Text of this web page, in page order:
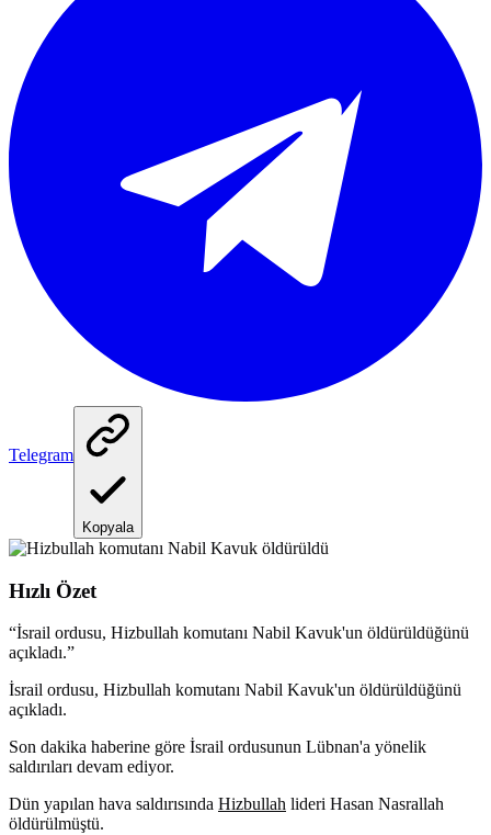
Telegram
Kopyala
Hızlı Özet
“İsrail ordusu, Hizbullah komutanı Nabil Kavuk'un öldürüldüğünü
açıkladı.”
İsrail ordusu, Hizbullah komutanı Nabil Kavuk'un öldürüldüğünü
açıkladı.
Son dakika haberine göre İsrail ordusunun Lübnan'a yönelik
saldırıları devam ediyor.
Dün yapılan hava saldırısında Hizbullah lideri Hasan Nasrallah
öldürülmüştü.